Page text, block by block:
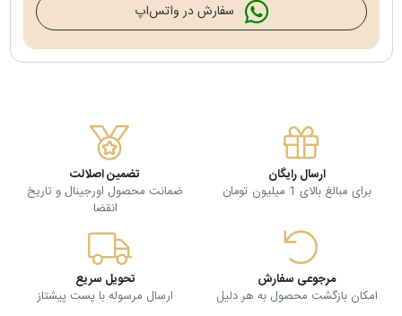
سفارش در واتس‌اپ
ارسال رایگان
برای مبالغ بالای 1 میلیون تومان
تضمین اصلالت
ضمانت محصول اورجینال و تاریخ
انقضا
مرجوعی سفارش
امکان بازگشت محصول به هر دلیل
تحویل سریع
ارسال مرسوله با پست پیشتاز